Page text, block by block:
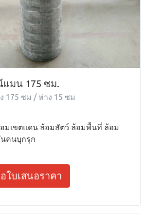
แมน 175 ซม.
175 ซม / ห่าง 15 ซม
มเขตแดน ล้อมสัตว์ ล้อมพื้นที่ ล้อม
คนบุกรุก
ใบเสนอราคา